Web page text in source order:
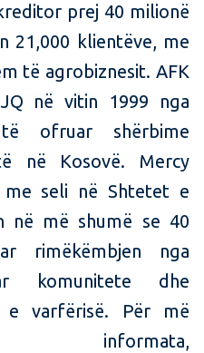
prej 40 milionë
21,000 klientëve, me
të agrobiznesit. AFK
në vitin 1999 nga
ofruar shërbime
në Kosovë. Mercy
me seli në Shtetet e
në më shumë se 40
rimëkëmbjen nga
komunitete dhe
e varfërisë. Për më